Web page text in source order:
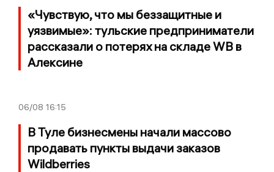
«Чувствую, что мы беззащитные и
уязвимые»: тульские предприниматели
рассказали о потерях на складе WB в
Алексине
06/08 16:15
В Туле бизнесмены начали массово
продавать пункты выдачи заказов
Wildberries